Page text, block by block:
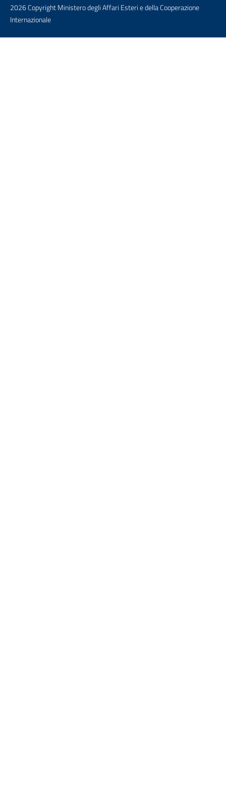
2026 Copyright Ministero degli Affari Esteri e della Cooperazione
Internazionale